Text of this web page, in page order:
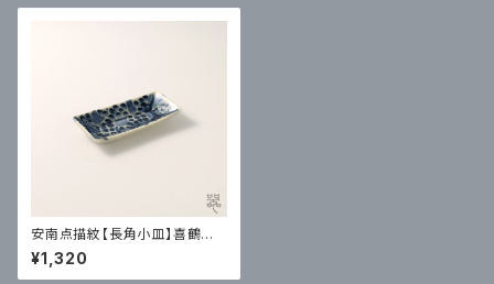
安南点描紋【長角小皿】喜鶴製
陶｜有田
¥1,320